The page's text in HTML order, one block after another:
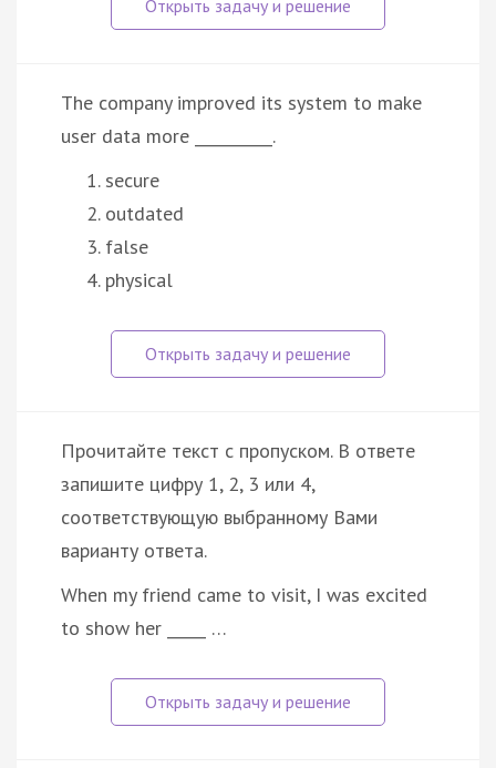
The company improved its system to make
user data more __________.
secure
outdated
false
physical
Прочитайте текст с пропуском. В ответе
запишите цифру 1, 2, 3 или 4,
соответствующую выбранному Вами
варианту ответа.
When my friend came to visit, I was excited
to show her _____ …